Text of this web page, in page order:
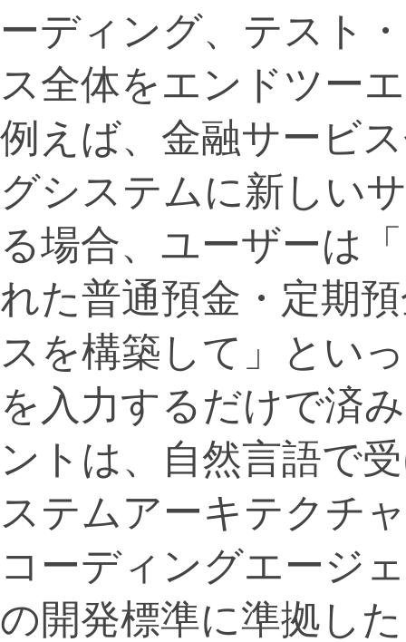
ーディング、テスト
ス全体をエンドツー
例えば、金融サービ
グシステムに新しい
る場合、ユーザーは
れた普通預金・定期
スを構築して」とい
を入力するだけで済
ントは、自然言語で
ステムアーキテクチ
コーディングエージ
の開発標準に準拠し